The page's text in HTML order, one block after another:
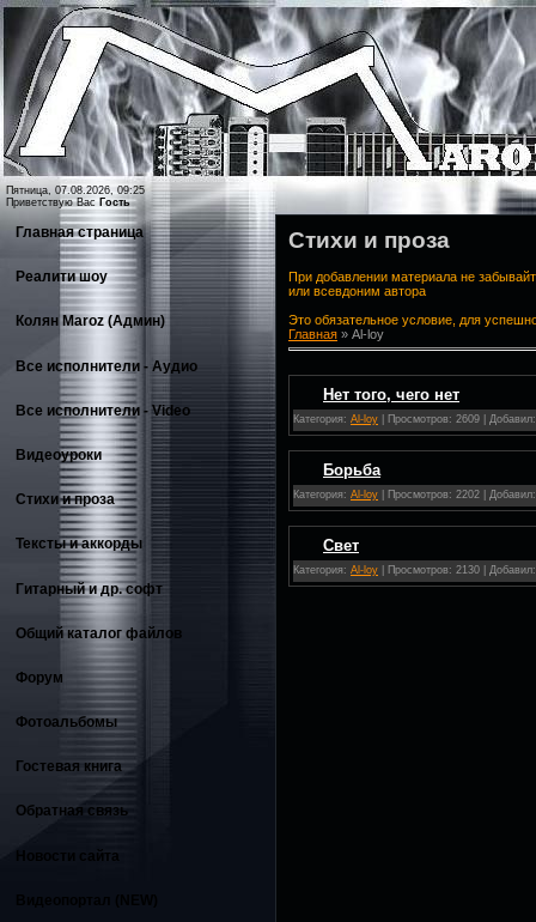
Пятница, 07.08.2026, 09:25
Приветствую Вас Гость
Главная страница
Реалити шоу
Колян Maroz (Админ)
Все исполнители - Аудио
Все исполнители - Video
Видеоуроки
Стихи и проза
Тексты и аккорды
Гитарный и др. софт
Общий каталог файлов
Форум
Фотоальбомы
Гостевая книга
Обратная связь
Новости сайта
Стихи и проза
При добавлении материала не
или всевдоним автора
Это обязательное условие, для
Главная » Al-loy
Нет того, чего нет
Категория: Al-loy | Просмотров: 2609 |
Борьба
Категория: Al-loy | Просмотров: 2202 |
Свет
Категория: Al-loy | Просмотров: 2130 |